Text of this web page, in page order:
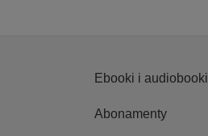
Ebooki i audiobooki
Abonamenty